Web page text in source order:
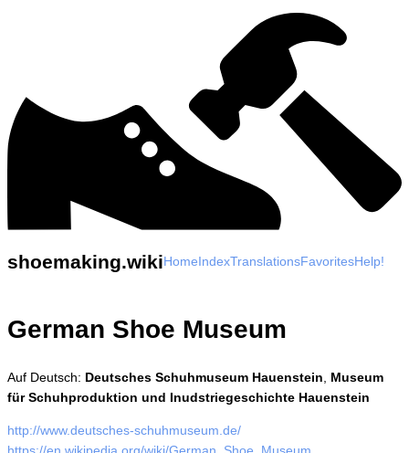
shoemaking.wikiHomeIndexTranslationsFavoritesHelp!
German Shoe Museum
Auf Deutsch: Deutsches Schuhmuseum Hauenstein
Museum
für Schuhproduktion und Inudstriegeschichte Hauenstein
http://www.deutsches-schuhmuseum.de/
https://en.wikipedia.org/wiki/German_Shoe_Museum